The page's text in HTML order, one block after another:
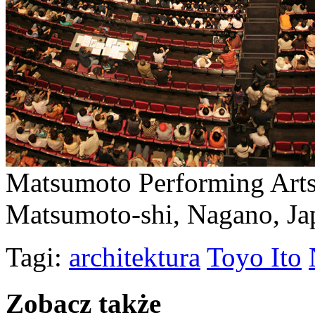
Matsumoto Performing
Matsumoto-shi, Nagano,
Tagi: architektura Toyo Ito
Zobacz także